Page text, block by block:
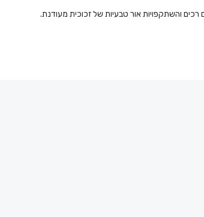
והשתקפויות אור טבעיות של זכוכית מעודנת.